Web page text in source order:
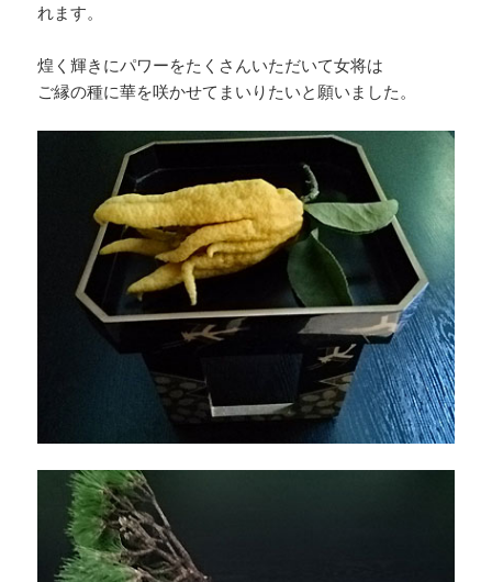
れます。
煌く輝きにパワーをたくさんいただいて女将は
ご縁の種に華を咲かせてまいりたいと願いました。